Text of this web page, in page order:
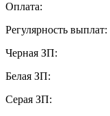
Оплата:
Регулярность выплат:
Черная ЗП:
Белая ЗП:
Серая ЗП: